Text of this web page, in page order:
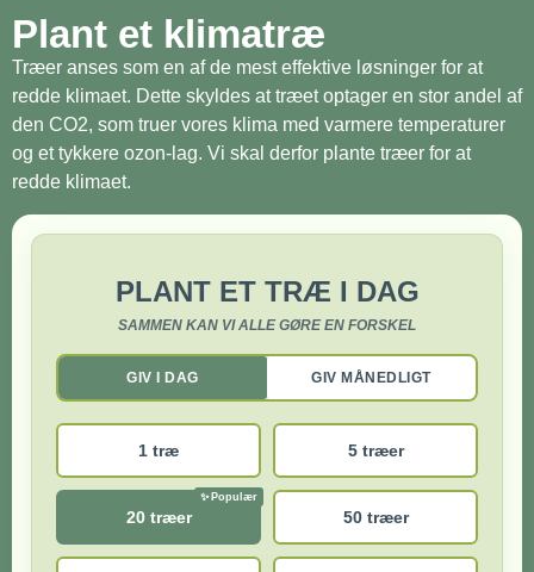
Plant et klimatræ
Træer anses som en af de mest effektive løsninger for at
redde klimaet. Dette skyldes at træet optager en stor andel af
den CO2, som truer vores klima med varmere temperaturer
og et tykkere ozon-lag. Vi skal derfor plante træer for at
redde klimaet.
PLANT ET TRÆ I DAG
SAMMEN KAN VI ALLE GØRE EN FORSKEL
GIV I DAG GIV MÅNEDLIGT
1 træ 5 træer
20 træer 50 træer